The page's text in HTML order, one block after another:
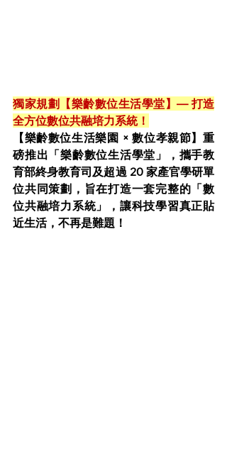
獨家規劃【樂齡數位生活學堂】— 打造
全方位數位共融培力系統！
【樂齡數位生活樂園 × 數位孝親節】重
磅推出「樂齡數位生活學堂」，攜手教
育部終身教育司及超過 20 家產官學研單
位共同策劃，旨在打造一套完整的「數
位共融培力系統」，讓科技學習真正貼
近生活，不再是難題！